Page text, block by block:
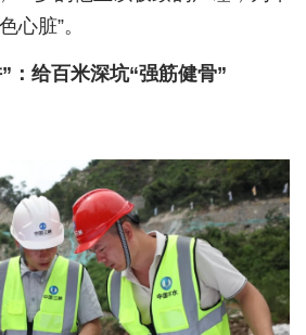
心脏”。
：给百米深坑“强筋健骨”